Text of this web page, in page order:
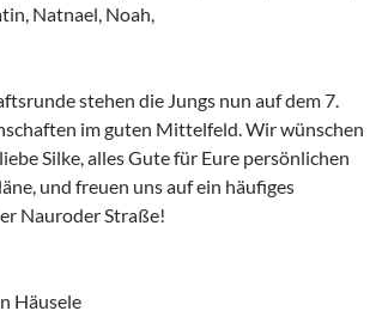
Natnael, Noah,
stehen die Jungs nun auf dem 7.
im guten Mittelfeld. Wir wünschen
Silke, alles Gute für Eure persönlichen
und freuen uns auf ein häufiges
Nauroder Straße!
Häusele